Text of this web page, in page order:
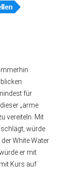
für
„arme
vereiteln. Mit
schlägt, würde
White Water
er mit
Kurs auf